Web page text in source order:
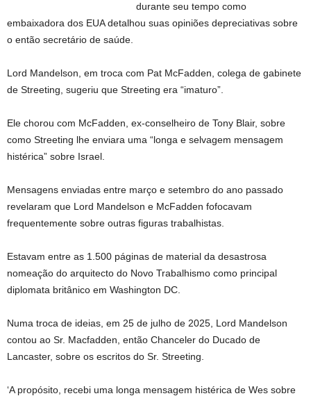
durante seu tempo como
embaixadora dos EUA detalhou suas opiniões depreciativas sobre
o então secretário de saúde.
Lord Mandelson, em troca com Pat McFadden, colega de gabinete
de Streeting, sugeriu que Streeting era “imaturo”.
Ele chorou com McFadden, ex-conselheiro de Tony Blair, sobre
como Streeting lhe enviara uma “longa e selvagem mensagem
histérica” sobre Israel.
Mensagens enviadas entre março e setembro do ano passado
revelaram que Lord Mandelson e McFadden fofocavam
frequentemente sobre outras figuras trabalhistas.
Estavam entre as 1.500 páginas de material da desastrosa
nomeação do arquitecto do Novo Trabalhismo como principal
diplomata britânico em Washington DC.
Numa troca de ideias, em 25 de julho de 2025, Lord Mandelson
contou ao Sr. Macfadden, então Chanceler do Ducado de
Lancaster, sobre os escritos do Sr. Streeting.
‘A propósito, recebi uma longa mensagem histérica de Wes sobre